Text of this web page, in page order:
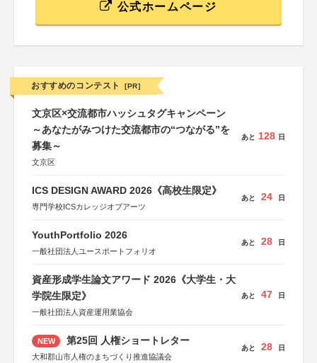
公式ホームページ
おすすめのコンテスト [PR]
文京区×交流都市ハッシュタグキャンペーン
～あなたがみつけた交流都市の“つながる”を
募集～
文京区
あと 128 日
ICS DESIGN AWARD 2026《高校生限定》
専門学校ICSカレッジオブアーツ
あと 24 日
YouthPortfolio 2026
一般社団法人ユースポートフォリオ
あと 28 日
資産形成学生論文アワード 2026《大学生・大
学院生限定》
一般社団法人資産運用業協会
あと 47 日
NEW 第25回 人権ショートレター
大和郡山市人権のまちづくり推進協議会
あと 28 日